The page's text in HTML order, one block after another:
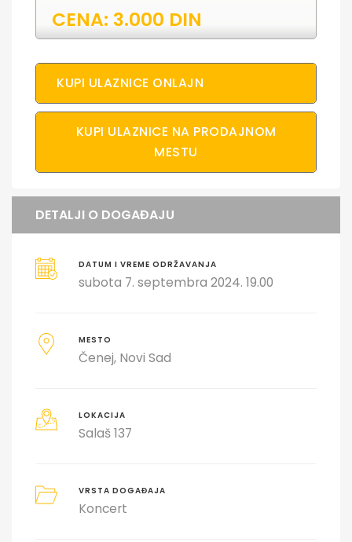
CENA: 3.000 DIN
KUPI ULAZNICE ONLAJN
KUPI ULAZNICE NA PRODAJNOM
MESTU
DETALJI O DOGAĐAJU
DATUM I VREME ODRŽAVANJA
subota 7. septembra 2024. 19.00
MESTO
Čenej Novi Sad
LOKACIJA
Salaš 137
VRSTA DOGAĐAJA
Koncert